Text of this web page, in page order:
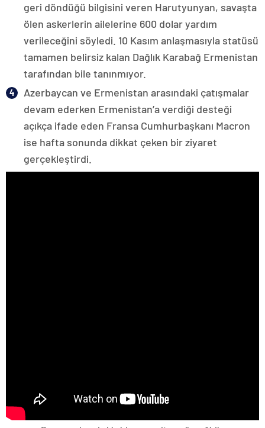
geri döndüğü bilgisini veren Harutyunyan, savaşta
ölen askerlerin ailelerine 600 dolar yardım
verileceğini söyledi. 10 Kasım anlaşmasıyla statüsü
tamamen belirsiz kalan Dağlık Karabağ Ermenistan
tarafından bile tanınmıyor.
Azerbaycan ve Ermenistan arasındaki çatışmalar
devam ederken Ermenistan’a verdiği desteği
açıkça ifade eden Fransa Cumhurbaşkanı Macron
ise hafta sonunda dikkat çeken bir ziyaret
gerçekleştirdi.